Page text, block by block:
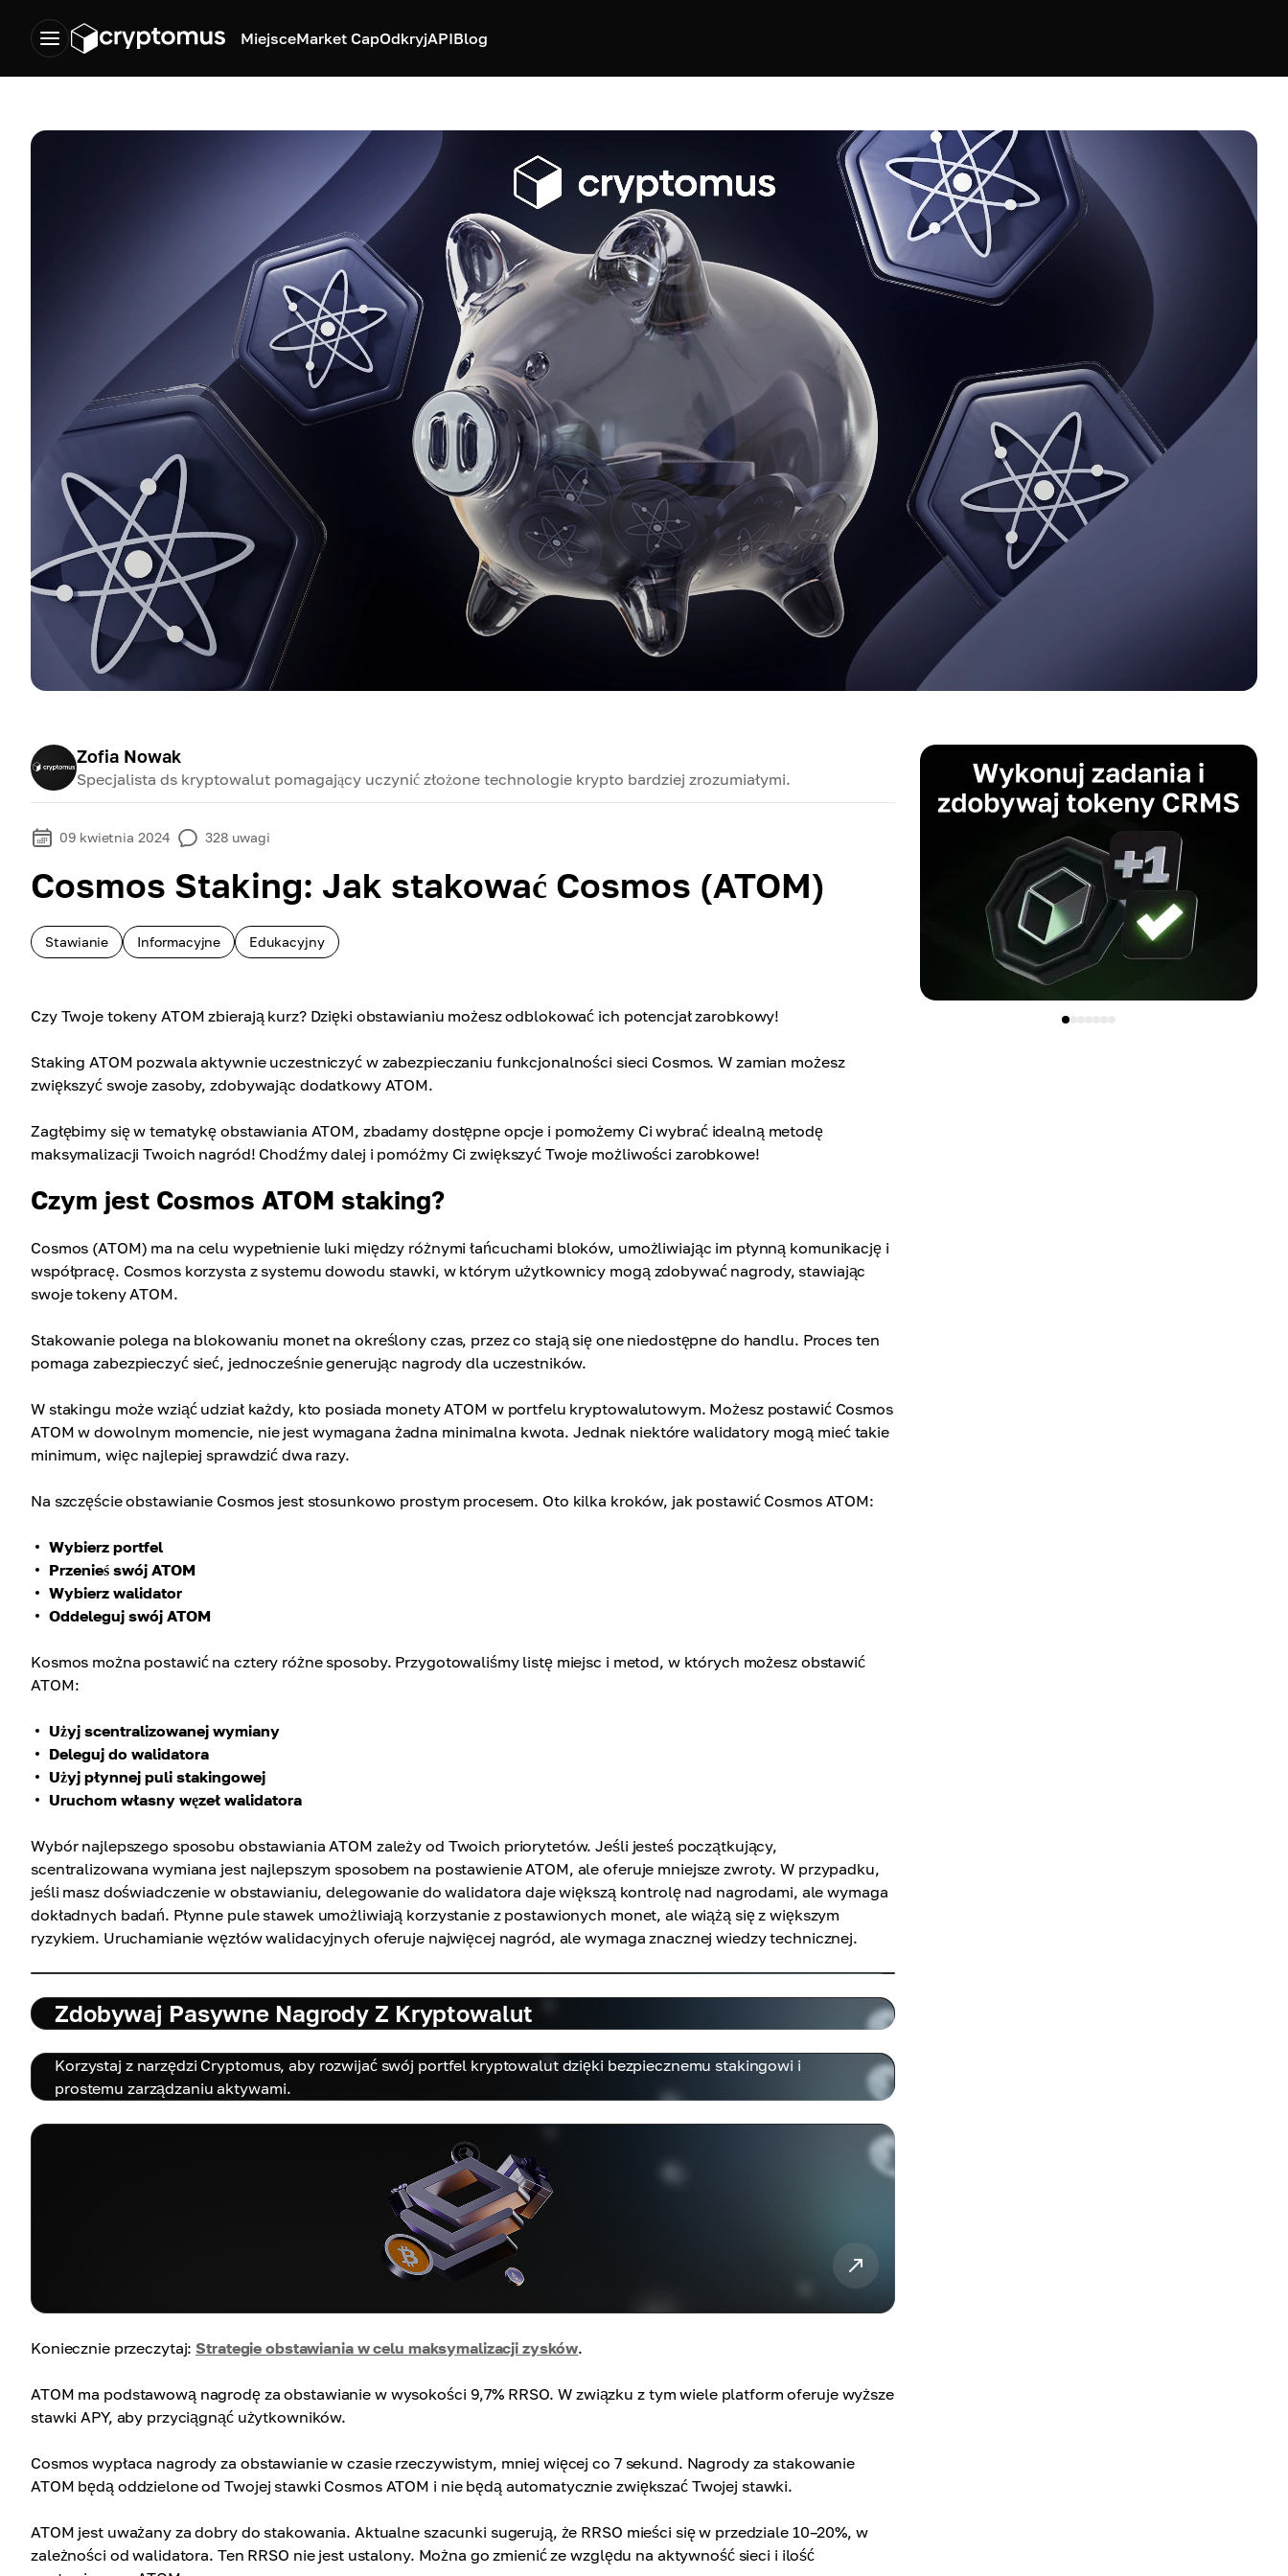
MiejsceMarket CapOdkryjAPIBlog
Zofia Nowak
Specjalista ds kryptowalut pomagający uczynić złożone technologie krypto bardziej zrozumiałymi.
09 kwietnia 2024 328 uwagi
Cosmos Staking: Jak stakować Cosmos (ATOM)
Stawianie Informacyjne Edukacyjny
Czy Twoje tokeny ATOM zbierają kurz? Dzięki obstawianiu możesz odblokować ich potencjał zarobkowy!
Staking ATOM pozwala aktywnie uczestniczyć w zabezpieczaniu funkcjonalności sieci Cosmos. W zamian możesz
zwiększyć swoje zasoby, zdobywając dodatkowy ATOM.
Zagłębimy się w tematykę obstawiania ATOM, zbadamy dostępne opcje i pomożemy Ci wybrać idealną metodę
maksymalizacji Twoich nagród! Chodźmy dalej i pomóżmy Ci zwiększyć Twoje możliwości zarobkowe!
Czym jest Cosmos ATOM staking?
Cosmos (ATOM) ma na celu wypełnienie luki między różnymi łańcuchami bloków, umożliwiając im płynną komunikację i
współpracę. Cosmos korzysta z systemu dowodu stawki, w którym użytkownicy mogą zdobywać nagrody, stawiając
swoje tokeny ATOM.
Stakowanie polega na blokowaniu monet na określony czas, przez co stają się one niedostępne do handlu. Proces ten
pomaga zabezpieczyć sieć, jednocześnie generując nagrody dla uczestników.
W stakingu może wziąć udział każdy, kto posiada monety ATOM w portfelu kryptowalutowym. Możesz postawić Cosmos
ATOM w dowolnym momencie, nie jest wymagana żadna minimalna kwota. Jednak niektóre walidatory mogą mieć takie
minimum, więc najlepiej sprawdzić dwa razy.
Na szczęście obstawianie Cosmos jest stosunkowo prostym procesem. Oto kilka kroków, jak postawić Cosmos ATOM:
Wybierz portfel
Przenieś swój ATOM
Wybierz walidator
Oddeleguj swój ATOM
Kosmos można postawić na cztery różne sposoby. Przygotowaliśmy listę miejsc i metod, w których możesz obstawić
ATOM:
Użyj scentralizowanej wymiany
Deleguj do walidatora
Użyj płynnej puli stakingowej
Uruchom własny węzeł walidatora
Wybór najlepszego sposobu obstawiania ATOM zależy od Twoich priorytetów. Jeśli jesteś początkujący,
scentralizowana wymiana jest najlepszym sposobem na postawienie ATOM, ale oferuje mniejsze zwroty. W przypadku,
jeśli masz doświadczenie w obstawianiu, delegowanie do walidatora daje większą kontrolę nad nagrodami, ale wymaga
dokładnych badań. Płynne pule stawek umożliwiają korzystanie z postawionych monet, ale wiążą się z większym
ryzykiem. Uruchamianie węzłów walidacyjnych oferuje najwięcej nagród, ale wymaga znacznej wiedzy technicznej.
Zdobywaj Pasywne Nagrody Z Kryptowalut
Korzystaj z narzędzi Cryptomus, aby rozwijać swój portfel kryptowalut dzięki bezpiecznemu stakingowi i
prostemu zarządzaniu aktywami.
Koniecznie przeczytaj:Strategie obstawiania w celu maksymalizacji zysków.
ATOM ma podstawową nagrodę za obstawianie w wysokości 9,7% RRSO. W związku z tym wiele platform oferuje wyższe
stawki APY, aby przyciągnąć użytkowników.
Cosmos wypłaca nagrody za obstawianie w czasie rzeczywistym, mniej więcej co 7 sekund. Nagrody za stakowanie
ATOM będą oddzielone od Twojej stawki Cosmos ATOM i nie będą automatycznie zwiększać Twojej stawki.
ATOM jest uważany za dobry do stakowania. Aktualne szacunki sugerują, że RRSO mieści się w przedziale 10–20%, w
zależności od walidatora. Ten RRSO nie jest ustalony. Można go zmienić ze względu na aktywność sieci i ilość